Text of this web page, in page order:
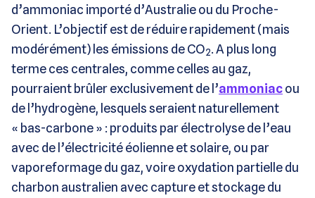
d’ammoniac importé d’Australie ou du Proche-
Orient. L’objectif est de réduire rapidement (mais
modérément) les émissions de CO2. A plus long
terme ces centrales, comme celles au gaz,
pourraient brûler exclusivement de l’ammoniacou
de l’hydrogène, lesquels seraient naturellement
« bas-carbone » : produits par électrolyse de l’eau
avec de l’électricité éolienne et solaire, ou par
vaporeformage du gaz, voire oxydation partielle du
charbon australien avec capture et stockage du